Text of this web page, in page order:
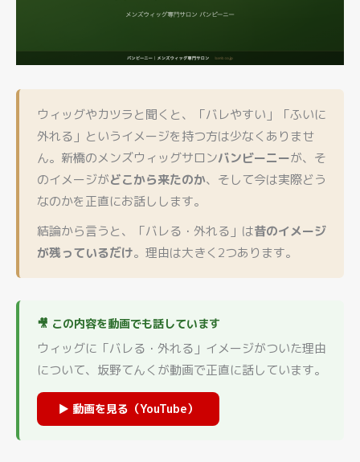
ウィッグやカツラと聞くと、「バレやすい」「ふいに
外れる」というイメージを持つ方は少なくありませ
ん。新橋のメンズウィッグサロンバンビーニーが、そ
のイメージがどこから来たのか、そして今は実際どう
なのかを正直にお話しします。
結論から言うと、「バレる・外れる」は昔のイメージ
が残っているだけ。理由は大きく2つあります。
🎥 この内容を動画でも話しています
ウィッグに「バレる・外れる」イメージがついた理由
について、坂野てんくが動画で正直に話しています。
▶ 動画を見る（YouTube）